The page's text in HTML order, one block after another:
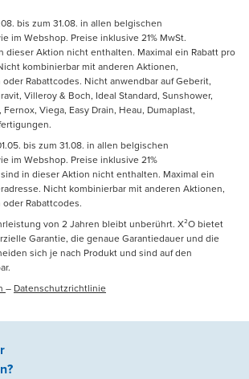
bis zum 31.08. in allen belgischen
im Webshop. Preise inklusive 21% MwSt.
dieser Aktion nicht enthalten. Maximal ein Rabatt pro
kombinierbar mit anderen Aktionen,
Rabattcodes. Nicht anwendbar auf Geberit,
Villeroy & Boch, Ideal Standard, Sunshower,
Viega, Easy Drain, Heau, Dumaplast,
bis zum 31.08. in allen belgischen
im Webshop. Preise inklusive 21%
in dieser Aktion nicht enthalten. Maximal ein
Nicht kombinierbar mit anderen Aktionen,
Rabattcodes.
von 2 Jahren bleibt unberührt. X²O bietet
Garantie, die genaue Garantiedauer und die
sich je nach Produkt und sind auf den
– Datenschutzrichtlinie
?